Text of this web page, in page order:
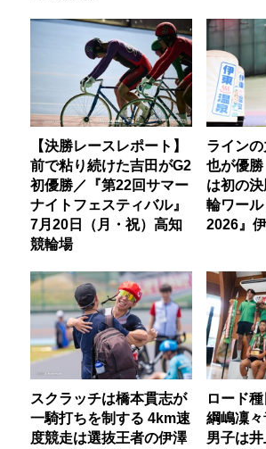
【決勝レースレポート】
前で粘り続けた吉田がG2
初優勝／『第22回サマー
ナイトフェスティバル』
7月20日（月・祝）高知
競輪場
ライン
也が優
は初の
輪ワー
2026』
スクラッチは橋本貫志が
一騎打ちを制する 4km速
度競走は選抜王者の伊澤
ロード
綱嶋凜
男子は